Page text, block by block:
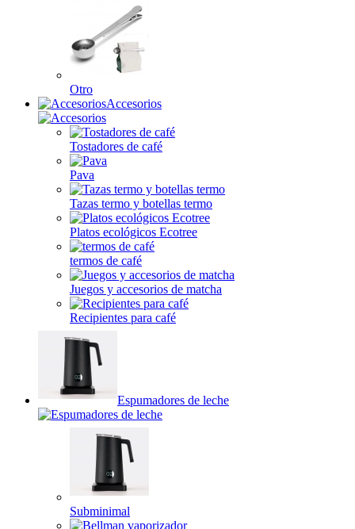
Otro
Accesorios
Tostadores de café
Pava
Tazas termo y botellas termo
Platos ecológicos Ecotree
termos de café
Juegos y accesorios de matcha
Recipientes para café
Espumadores de leche
Subminimal